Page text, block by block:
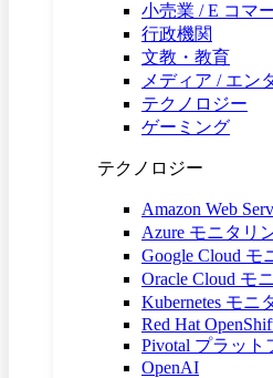
小売業 / E コマ
行政機関
文教・教育
メディア / エン
テクノロジー
ゲーミング
テクノロジー
Amazon Web
Azure モニタリ
Google Cloud モ
Oracle Cloud モ
Kubernetes モニ
Red Hat
Pivotal プラット
OpenAI